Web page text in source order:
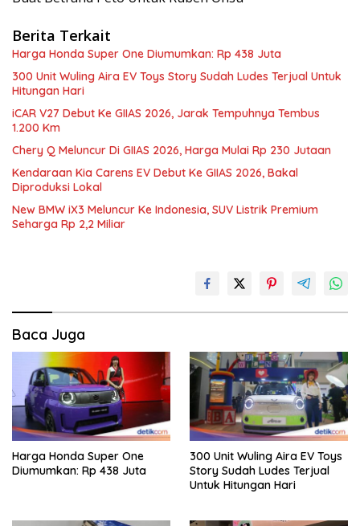
Berita Terkait
Harga Honda Super One Diumumkan: Rp 438 Juta
300 Unit Wuling Aira EV Toys Story Sudah Ludes Terjual Untuk
Hitungan Hari
iCAR V27 Debut Ke GIIAS 2026, Jarak Tempuhnya Tembus
1.200 Km
Chery Q Meluncur Di GIIAS 2026, Harga Mulai Rp 230 Jutaan
Kendaraan Kia Carens EV Debut Ke GIIAS 2026, Bakal
Diproduksi Lokal
New BMW iX3 Meluncur Ke Indonesia, SUV Listrik Premium
Seharga Rp 2,2 Miliar
Baca Juga
Harga Honda Super One
Diumumkan: Rp 438 Juta
300 Unit Wuling Aira EV Toys
Story Sudah Ludes Terjual
Untuk Hitungan Hari